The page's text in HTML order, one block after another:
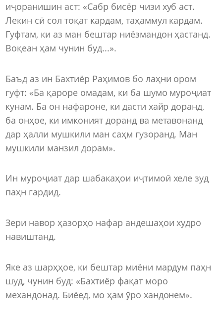
иҷоранишин аст: «Сабр бисёр чизи хуб аст.
Лекин сӣ сол тоқат кардам, таҳаммул кардам.
Гуфтам, ки аз ман бештар ниёзмандон ҳастанд.
Воқеан ҳам чунин буд...».
Баъд аз ин Бахтиёр Раҳимов бо лаҳни ором
гуфт: «Ба қароре омадам, ки ба шумо муроҷиат
кунам. Ба он нафароне, ки дасти хайр доранд,
ба онҳое, ки имконият доранд ва метавонанд
дар ҳалли мушкили ман саҳм гузоранд. Ман
мушкили манзил дорам».
Ин муроҷиат дар шабакаҳои иҷтимоӣ хеле зуд
паҳн гардид.
Зери навор ҳазорҳо нафар андешаҳои худро
навиштанд.
Яке аз шарҳҳое, ки бештар миёни мардум паҳн
шуд, чунин буд: «Бахтиёр фақат моро
механдонад. Биёед, мо ҳам ӯро хандонем».